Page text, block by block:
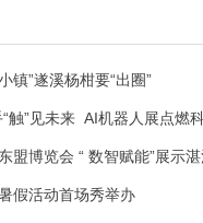
镇”遂溪杨柑要“出圈”
触”见未来 AI机器人展点燃
盟博览会 “ 数智赋能”展示
假活动首场秀举办